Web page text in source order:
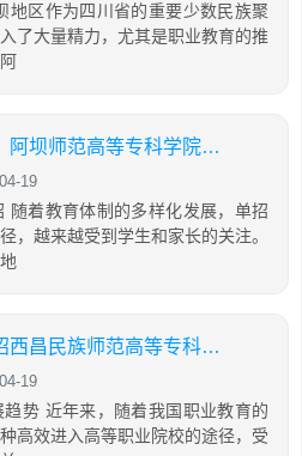
地区作为四川省的重要少数民族聚
了大量精力，尤其是职业教育的推
阿坝本地单招培训范围，阿坝师范高等专科学院可以单招吗
19
随着教育体制的多样化发展，单招
，越来越受到学生和家长的关注。
高职单招培训西昌，单招西昌民族师范高等专科学校
19
势 近年来，随着我国职业教育的
高效进入高等职业院校的途径，受